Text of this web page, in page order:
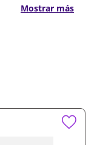
larga
Mostrar más